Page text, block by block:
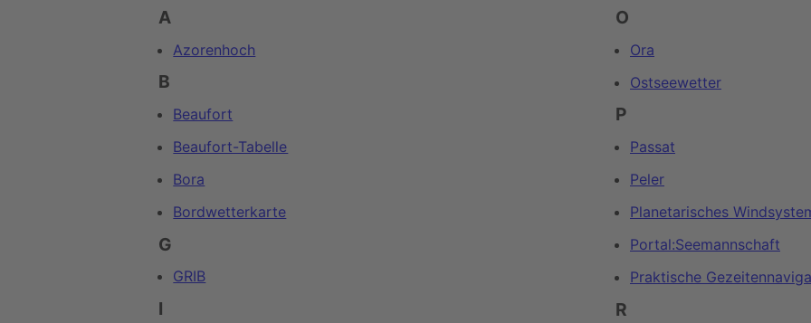
A
Azorenhoch
B
Beaufort
Beaufort-Tabelle
Bora
Bordwetterkarte
G
GRIB
I
O
Ora
Ostseewetter
P
Passat
Peler
Planetarisches
Portal:Seemannschaft
Praktische
R